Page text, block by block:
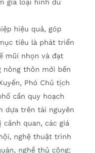
gia loại hình du
hiệu quả, góp
tiêu là phát triển
mũi nhọn và đạt
nông thôn mới bền
Phó Chủ tịch
cần quy hoạch
dựa trên tài nguyên
quan, các giá
nghệ thuật trình
nghề thủ công;